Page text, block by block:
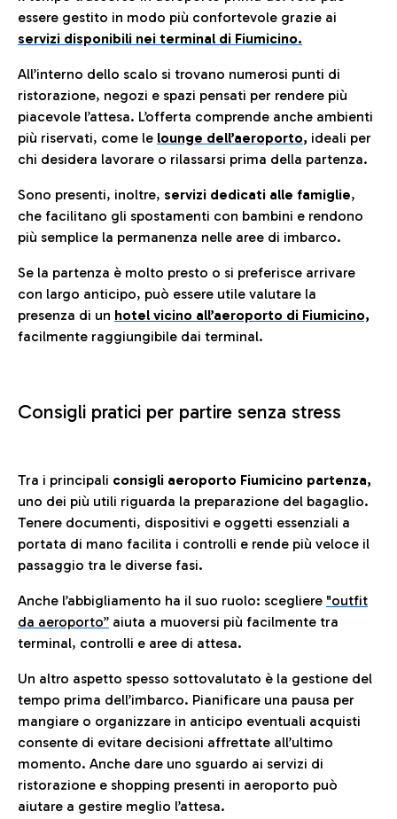
essere gestito in modo più confortevole grazie ai
servizi disponibili nei terminal di Fiumicino.
All’interno dello scalo si trovano numerosi punti di
ristorazione, negozi e spazi pensati per rendere più
piacevole l’attesa. L’offerta comprende anche ambienti
più riservati, come le lounge dell’aeroporto, ideali per
chi desidera lavorare o rilassarsi prima della partenza.
Sono presenti, inoltre, servizi dedicati alle famiglie,
che facilitano gli spostamenti con bambini e rendono
più semplice la permanenza nelle aree di imbarco.
Se la partenza è molto presto o si preferisce arrivare
con largo anticipo, può essere utile valutare la
presenza di un hotel vicino all’aeroporto di Fiumicino,
facilmente raggiungibile dai terminal.
Consigli pratici per partire senza stress
Tra i principali consigli aeroporto Fiumicino partenza,
uno dei più utili riguarda la preparazione del bagaglio.
Tenere documenti, dispositivi e oggetti essenziali a
portata di mano facilita i controlli e rende più veloce il
passaggio tra le diverse fasi.
Anche l’abbigliamento ha il suo ruolo: scegliere "outfit
da aeroporto” aiuta a muoversi più facilmente tra
terminal, controlli e aree di attesa.
Un altro aspetto spesso sottovalutato è la gestione del
tempo prima dell’imbarco. Pianificare una pausa per
mangiare o organizzare in anticipo eventuali acquisti
consente di evitare decisioni affrettate all’ultimo
momento. Anche dare uno sguardo ai servizi di
ristorazione e shopping presenti in aeroporto può
aiutare a gestire meglio l’attesa.